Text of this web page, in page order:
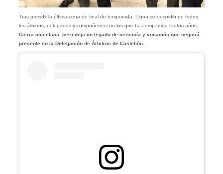
Tras presidir la última cena de final de temporada, Lluna se despidió de todos
los árbitros, delegados y compañeros con los que ha compartido tantos años.
Cierra una etapa, pero deja un legado de cercanía y vocación que seguirá
presente en la Delegación de Árbitros de Castellón.